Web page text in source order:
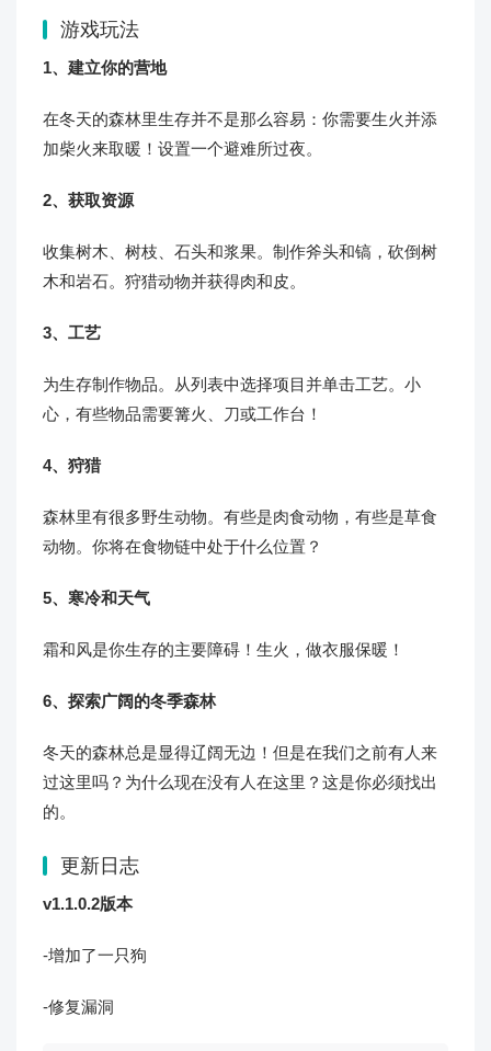
游戏玩法
1、建立你的营地
在冬天的森林里生存并不是那么容易：你需要生火并添
加柴火来取暖！设置一个避难所过夜。
2、获取资源
收集树木、树枝、石头和浆果。制作斧头和镐，砍倒树
木和岩石。狩猎动物并获得肉和皮。
3、工艺
为生存制作物品。从列表中选择项目并单击工艺。小
心，有些物品需要篝火、刀或工作台！
4、狩猎
森林里有很多野生动物。有些是肉食动物，有些是草食
动物。你将在食物链中处于什么位置？
5、寒冷和天气
霜和风是你生存的主要障碍！生火，做衣服保暖！
6、探索广阔的冬季森林
冬天的森林总是显得辽阔无边！但是在我们之前有人来
过这里吗？为什么现在没有人在这里？这是你必须找出
的。
更新日志
v1.1.0.2版本
-增加了一只狗
-修复漏洞